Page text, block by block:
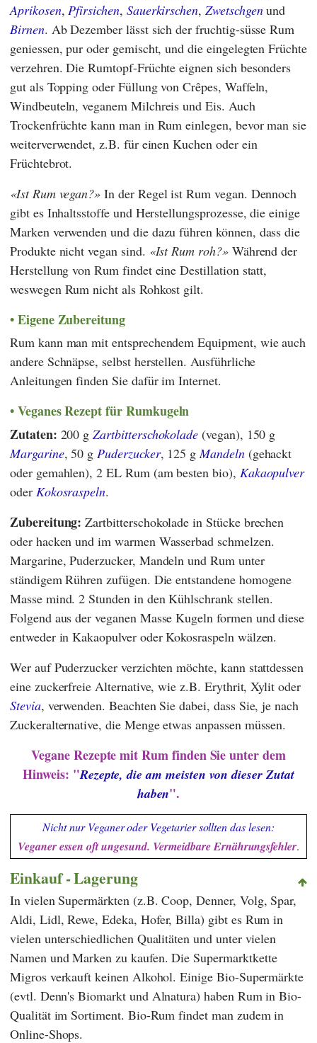
Aprikosen,Pfirsichen, Sauerkirschen,Zwetschgenund
Birnen. Ab Dezember lässt sich der fruchtig-süsse Rum
geniessen, pur oder gemischt, und die eingelegten Früchte
verzehren. Die Rumtopf-Früchte eignen sich besonders
gut als Topping oder Füllung von Crêpes, Waffeln,
Windbeuteln, veganem Milchreis und Eis. Auch
Trockenfrüchte kann man in Rum einlegen, bevor man sie
weiterverwendet, z.B. für einen Kuchen oder ein
Früchtebrot.
Ist Rum vegan? In der Regel ist Rum vegan. Dennoch
gibt es Inhaltsstoffe und Herstellungsprozesse, die einige
Marken verwenden und die dazu führen können, dass die
Produkte nicht vegan sind.
Ist Rum roh? Während der
Herstellung von Rum findet eine Destillation statt,
weswegen Rum nicht als Rohkost gilt.
Eigene Zubereitung
Rum kann man mit entsprechendem Equipment, wie auch
andere Schnäpse, selbst herstellen. Ausführliche
Anleitungen finden Sie dafür im Internet.
Veganes Rezept für Rumkugeln
Zutaten: 200 gZartbitterschokolade (vegan), 150 g
Margarine, 50 g Puderzucker, 125 g Mandeln(gehackt
oder gemahlen), 2 EL Rum (am besten bio), Kakaopulver
oder Kokosraspeln.
Zubereitung:Zartbitterschokolade in Stücke brechen
oder hacken und im warmen Wasserbad schmelzen.
Margarine, Puderzucker, Mandeln und Rum unter
ständigem Rühren zufügen. Die entstandene homogene
Masse mind. 2 Stunden in den Kühlschrank stellen.
Folgend aus der veganen Masse Kugeln formen und diese
entweder in Kakaopulver oder Kokosraspeln wälzen.
Wer auf Puderzucker verzichten möchte, kann stattdessen
eine zuckerfreie Alternative, wie z.B. Erythrit, Xylit oder
Stevia, verwenden. Beachten Sie dabei, dass Sie, je nach
Zuckeralternative, die Menge etwas anpassen müssen.
Vegane Rezepte mit Rum finden Sie unter dem
Hinweis: "Rezepte, die am meisten von dieser Zutat
haben".
Nicht nur Veganer oder Vegetarier sollten das lesen:
Veganer essen oft ungesund. Vermeidbare Ernährungsfehler.
Einkauf - Lagerung
In vielen Supermärkten (z.B.Coop,Denner, Volg,Spar,
Aldi, Lidl,Rewe,Edeka, Hofer,Billa) gibt es Rum in
vielen unterschiedlichen Qualitäten und unter vielen
Namen und Marken zu kaufen. Die Supermarktkette
Migrosverkauft keinen Alkohol. Einige Bio-Supermärkte
(evtl. Denn's Biomarktund Alnatura) haben Rum in Bio-
Qualität im Sortiment. Bio-Rum findet man zudem in
Online-Shops.